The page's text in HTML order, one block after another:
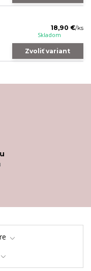
18,90 €/ks
Skladom
Zvoliť variant